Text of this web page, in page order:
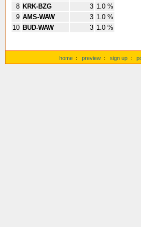
8 KRK-BZG 3 1.0 %
9 AMS-WAW 3 1.0 %
10 BUD-WAW 3 1.0 %
home : preview : sign up :